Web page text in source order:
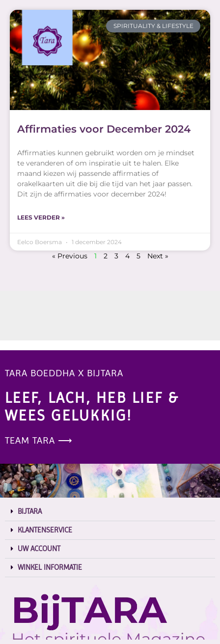
SPIRITUALITY & LIFESTYLE
Affirmaties voor December 2024
Affirmaties kunnen gebruikt worden om je mindset
te veranderen of om inspiratie uit te halen. Elke
maand kiezen wij passende affirmaties of
orakelkaarten uit die bij die tijd van het jaar passen.
Dit zijn de affirmaties voor december 2024!
LEES VERDER »
Eelco Boersma 1 december 2024
« Previous 1 2 3 4 5 Next »
TARA BOEDDHA X BIJTARA
LEEF, LACH, HEB LIEF &
WEES GELUKKIG!
TEAM TARA ⟶
BIJTARA
KLANTENSERVICE
UW ACCOUNT
WINKEL INFORMATIE